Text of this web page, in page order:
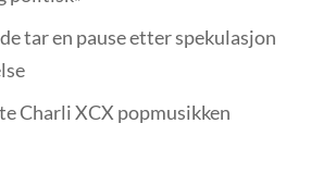
tar en pause etter spekulasjon
Charli XCX popmusikken